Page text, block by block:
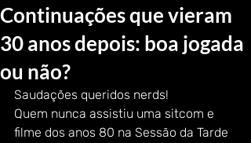
Continuações que vieram
30 anos depois: boa jogada
ou não?
Saudações queridos nerds!
Quem nunca assistiu uma sitcom e
filme dos anos 80 na Sessão da Tarde